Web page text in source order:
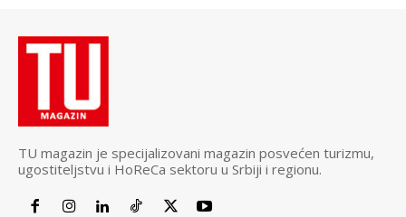
TU magazin je specijalizovani magazin posvećen turizmu,
ugostiteljstvu i HoReCa sektoru u Srbiji i regionu.